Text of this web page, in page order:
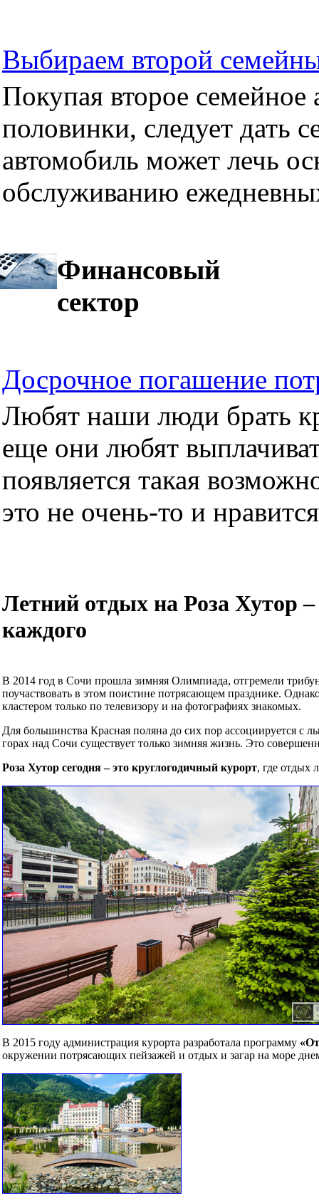
Выбираем второй
Покупая второе семейное
половинки, следует дать
автомобиль может лечь
обслуживанию
Финансовый
сектор
Досрочное погашение
Любят наши люди брать
еще они любят
появляется такая
это не очень-то и
Летний отдых на Роза Хутор
каждого
В 2014 год в Сочи прошла зимняя Олимпиада, отгремели
поучаствовать в этом поистине потрясающем празднике.
кластером только по телевизору и на фотографиях знакомых.
Для большинства Красная поляна до сих пор ассоциируется
горах над Сочи существует только зимняя жизнь. Это
Роза Хутор сегодня – это круглогодичный курорт, где отдых
В 2015 году администрация курорта разработала программу
окружении потрясающих пейзажей и отдых и загар на море